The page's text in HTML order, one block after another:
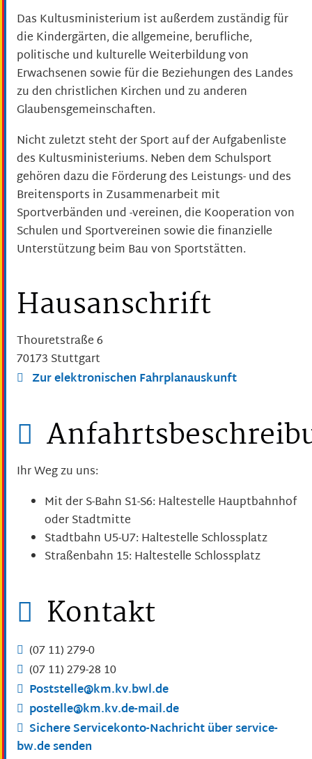
Das Kultusministerium ist außerdem zuständig für
die Kindergärten, die allgemeine, berufliche,
politische und kulturelle Weiterbildung von
Erwachsenen sowie für die Beziehungen des Landes
zu den christlichen Kirchen und zu anderen
Glaubensgemeinschaften.
Nicht zuletzt steht der Sport auf der Aufgabenliste
des Kultusministeriums. Neben dem Schulsport
gehören dazu die Förderung des Leistungs- und des
Breitensports in Zusammenarbeit mit
Sportverbänden und -vereinen, die Kooperation von
Schulen und Sportvereinen sowie die finanzielle
Unterstützung beim Bau von Sportstätten.
Hausanschrift
Thouretstraße 6
70173 Stuttgart
Zur elektronischen Fahrplanauskunft
Ihr Weg zu uns:
Mit der S-Bahn S1-S6: Haltestelle Hauptbahnhof
oder Stadtmitte
Stadtbahn U5-U7: Haltestelle Schlossplatz
Straßenbahn 15: Haltestelle Schlossplatz
Kontakt
(0711) 279-0
(0711) 279-28 10
Poststelle@km.kv.bwl.de
postelle@km.kv.de-mail.de
Sichere Servicekonto-Nachricht über service-
bw.de senden